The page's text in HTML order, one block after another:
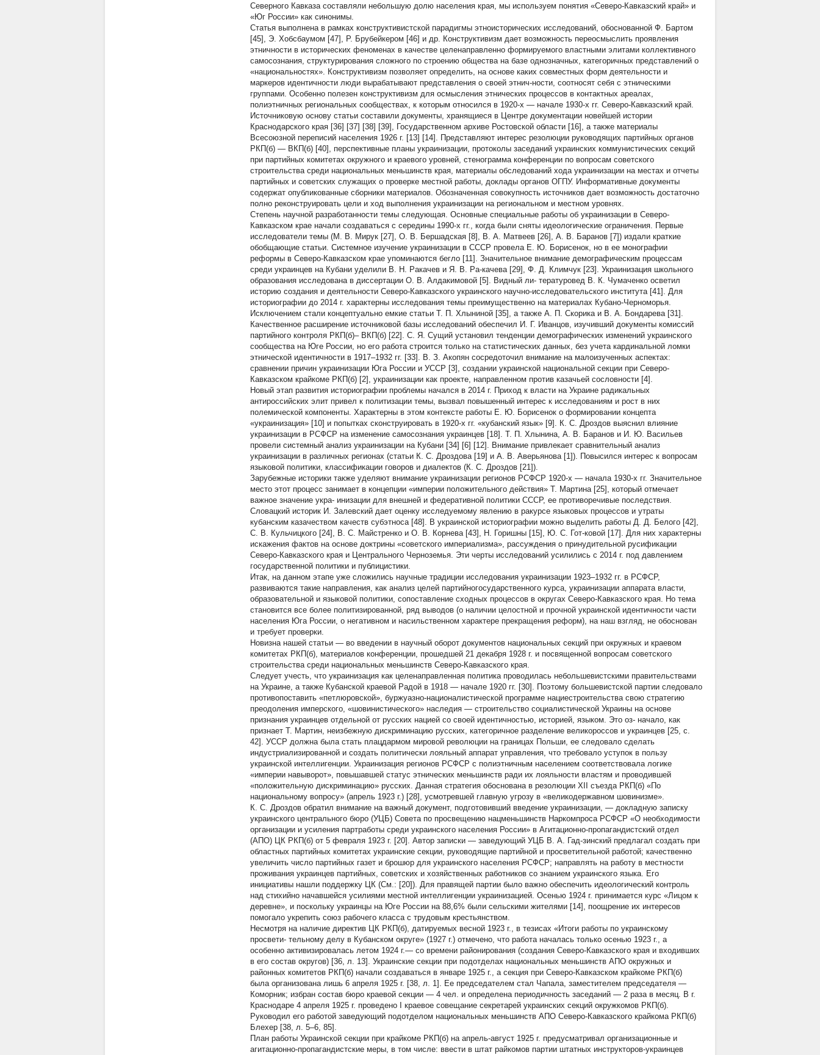
Северного Кавказа составляли небольшую долю населения края, мы используем понятия «Северо-Кавказский край» и
«Юг России» как синонимы.
Статья выполнена в рамках конструктивистской парадигмы этноисторических исследований, обоснованной Ф. Бартом
[45], Э. Хобсбаумом [47], Р. Брубейкером [46] и др. Конструктивизм дает возможность переосмыслить проявления
этничности в исторических феноменах в качестве целенаправленно формируемого властными элитами коллективного
самосознания, структурирования сложного по строению общества на базе однозначных, категоричных представлений о
«национальностях». Конструктивизм позволяет определить, на основе каких совместных форм деятельности и
маркеров идентичности люди вырабатывают представления о своей этнич-ности, соотносят себя с этническими
группами. Особенно полезен конструктивизм для осмысления этнических процессов в контактных ареалах,
полиэтничных региональных сообществах, к которым относился в 1920-х — начале 1930-х гг. Северо-Кавказский край.
Источниковую основу статьи составили документы, хранящиеся в Центре документации новейшей истории
Краснодарского края [36] [37] [38] [39], Государственном архиве Ростовской области [16], а также материалы
Всесоюзной переписий населения 1926 г. [13] [14]. Представляют интерес резолюции руководящих партийных органов
РКП(б) — ВКП(б) [40], перспективные планы украинизации, протоколы заседаний украинских коммунистических секций
при партийных комитетах окружного и краевого уровней, стенограмма конференции по вопросам советского
строительства среди национальных меньшинств края, материалы обследований хода украинизации на местах и отчеты
партийных и советских служащих о проверке местной работы, доклады органов ОГПУ. Информативные документы
содержат опубликованные сборники материалов. Обозначенная совокупность источников дает возможность достаточно
полно реконструировать цели и ход выполнения украинизации на региональном и местном уровнях.
Степень научной разработанности темы следующая. Основные специальные работы об украинизации в Северо-
Кавказском крае начали создаваться с середины 1990-х гг., когда были сняты идеологические ограничения. Первые
исследователи темы (М. В. Мирук [27], О. В. Бершадская [8], В. А. Матвеев [26], А. В. Баранов [7]) издали краткие
обобщающие статьи. Системное изучение украинизации в СССР провела Е. Ю. Борисенок, но в ее монографии
реформы в Северо-Кавказском крае упоминаются бегло [11]. Значительное внимание демографическим процессам
среди украинцев на Кубани уделили В. Н. Ракачев и Я. В. Ра-качева [29], Ф. Д. Климчук [23]. Украинизация школьного
образования исследована в диссертации О. В. Алдакимовой [5]. Видный ли- тературовед В. К. Чумаченко осветил
историю создания и деятельности Северо-Кавказского украинского научно-исследовательского института [41]. Для
историографии до 2014 г. характерны исследования темы преимущественно на материалах Кубано-Черноморья.
Исключением стали концептуально емкие статьи Т. П. Хлыниной [35], а также А. П. Скорика и В. А. Бондарева [31].
Качественное расширение источниковой базы исследований обеспечил И. Г. Иванцов, изучивший документы комиссий
партийного контроля РКП(б)– ВКП(б) [22]. С. Я. Сущий установил тенденции демографических изменений украинского
сообщества на Юге России, но его работа строится только на статистических данных, без учета кардинальной ломки
этнической идентичности в 1917–1932 гг. [33]. В. З. Акопян сосредоточил внимание на малоизученных аспектах:
сравнении причин украинизации Юга России и УССР [3], создании украинской национальной секции при Северо-
Кавказском крайкоме РКП(б) [2], украинизации как проекте, направленном против казачьей сословности [4].
Новый этап развития историографии проблемы начался в 2014 г. Приход к власти на Украине радикальных
антироссийских элит привел к политизации темы, вызвал повышенный интерес к исследованиям и рост в них
полемической компоненты. Характерны в этом контексте работы Е. Ю. Борисенок о формировании концепта
«украинизация» [10] и попытках сконструировать в 1920-х гг. «кубанский язык» [9]. К. С. Дроздов выяснил влияние
украинизации в РСФСР на изменение самосознания украинцев [18]. Т. П. Хлынина, А. В. Баранов и И. Ю. Васильев
провели системный анализ украинизации на Кубани [34] [6] [12]. Внимание привлекает сравнительный анализ
украинизации в различных регионах (статьи К. С. Дроздова [19] и А. В. Аверьянова [1]). Повысился интерес к вопросам
языковой политики, классификации говоров и диалектов (К. С. Дроздов [21]).
Зарубежные историки также уделяют внимание украинизации регионов РСФСР 1920-х — начала 1930-х гг. Значительное
место этот процесс занимает в концепции «империи положительного действия» Т. Мартина [25], который отмечает
важное значение укра- инизации для внешней и федеративной политики СССР, ее противоречивые последствия.
Словацкий историк И. Залевский дает оценку исследуемому явлению в ракурсе языковых процессов и утраты
кубанским казачеством качеств субэтноса [48]. В украинской историографии можно выделить работы Д. Д. Белого [42],
С. В. Кульчицкого [24], В. С. Майстренко и О. В. Корнева [43], Н. Горишны [15], Ю. С. Гот-ковой [17]. Для них характерны
искажения фактов на основе доктрины «советского империализма», рассуждения о принудительной русификации
Северо-Кавказского края и Центрального Черноземья. Эти черты исследований усилились с 2014 г. под давлением
государственной политики и публицистики.
Итак, на данном этапе уже сложились научные традиции исследования украинизации 1923–1932 гг. в РСФСР,
развиваются такие направления, как анализ целей партийногосударственного курса, украинизации аппарата власти,
образовательной и языковой политики, сопоставление сходных процессов в округах Северо-Кавказского края. Но тема
становится все более политизированной, ряд выводов (о наличии целостной и прочной украинской идентичности части
населения Юга России, о негативном и насильственном характере прекращения реформ), на наш взгляд, не обоснован
и требует проверки.
Новизна нашей статьи — во введении в научный оборот документов национальных секций при окружных и краевом
комитетах РКП(б), материалов конференции, прошедшей 21 декабря 1928 г. и посвященной вопросам советского
строительства среди национальных меньшинств Северо-Кавказского края.
Следует учесть, что украинизация как целенаправленная политика проводилась небольшевистскими правительствами
на Украине, а также Кубанской краевой Радой в 1918 — начале 1920 гг. [30]. Поэтому большевистской партии следовало
противопоставить «петлюровской», буржуазно-националистической программе нациестроительства свою стратегию
преодоления имперского, «шовинистического» наследия — строительство социалистической Украины на основе
признания украинцев отдельной от русских нацией со своей идентичностью, историей, языком. Это оз- начало, как
признает Т. Мартин, неизбежную дискриминацию русских, категоричное разделение великороссов и украинцев [25, с.
42]. УССР должна была стать плацдармом мировой революции на границах Польши, ее следовало сделать
индустриализированной и создать политически лояльный аппарат управления, что требовало уступок в пользу
украинской интеллигенции. Украинизация регионов РСФСР с полиэтничным населением соответствовала логике
«империи навыворот», повышавшей статус этнических меньшинств ради их лояльности властям и проводившей
«положительную дискриминацию» русских. Данная стратегия обоснована в резолюции XII съезда РКП(б) «По
национальному вопросу» (апрель 1923 г.) [28], усмотревшей главную угрозу в «великодержавном шовинизме».
К. С. Дроздов обратил внимание на важный документ, подготовивший введение украинизации, — докладную записку
украинского центрального бюро (УЦБ) Совета по просвещению нацменьшинств Наркомпроса РСФСР «О необходимости
организации и усиления партработы среди украинского населения России» в Агитационно-пропагандистский отдел
(АПО) ЦК РКП(б) от 5 февраля 1923 г. [20]. Автор записки — заведующий УЦБ В. А. Гад-зинский предлагал создать при
областных партийных комитетах украинские секции, руководящие партийной и просветительной работой; качественно
увеличить число партийных газет и брошюр для украинского населения РСФСР; направлять на работу в местности
проживания украинцев партийных, советских и хозяйственных работников со знанием украинского языка. Его
инициативы нашли поддержку ЦК (См.: [20]). Для правящей партии было важно обеспечить идеологический контроль
над стихийно начавшейся усилиями местной интеллигенции украинизацией. Осенью 1924 г. принимается курс «Лицом к
деревне», и поскольку украинцы на Юге России на 88,6% были сельскими жителями [14], поощрение их интересов
помогало укрепить союз рабочего класса с трудовым крестьянством.
Несмотря на наличие директив ЦК РКП(б), датируемых весной 1923 г., в тезисах «Итоги работы по украинскому
просвети- тельному делу в Кубанском округе» (1927 г.) отмечено, что работа началась только осенью 1923 г., а
особенно активизировалась летом 1924 г.— со времени районирования (создания Северо-Кавказского края и входивших
в его состав округов) [36, л. 13]. Украинские секции при подотделах национальных меньшинств АПО окружных и
районных комитетов РКП(б) начали создаваться в январе 1925 г., а секция при Северо-Кавказском крайкоме РКП(б)
была организована лишь 6 апреля 1925 г. [38, л. 1]. Ее председателем стал Чапала, заместителем председателя —
Коморник; избран состав бюро краевой секции — 4 чел. и определена периодичность заседаний — 2 раза в месяц. В г.
Краснодаре 4 апреля 1925 г. проведено I краевое совещание секретарей украинских секций окружкомов РКП(б).
Руководил его работой заведующий подотделом национальных меньшинств АПО Северо-Кавказского крайкома РКП(б)
Блехер [38, л. 5–6, 85].
План работы Украинской секции при крайкоме РКП(б) на апрель-август 1925 г. предусматривал организационные и
агитационно-пропагандистские меры, в том числе: ввести в штат райкомов партии штатных инструкторов-украинцев